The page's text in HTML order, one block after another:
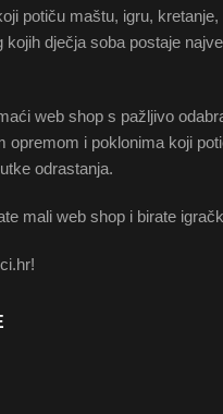
potiču maštu, igru, kretanje,
kojih dječja soba postaje
web shop s pažljivo
opremom i poklonima koji
odrastanja.
mali web shop i birate